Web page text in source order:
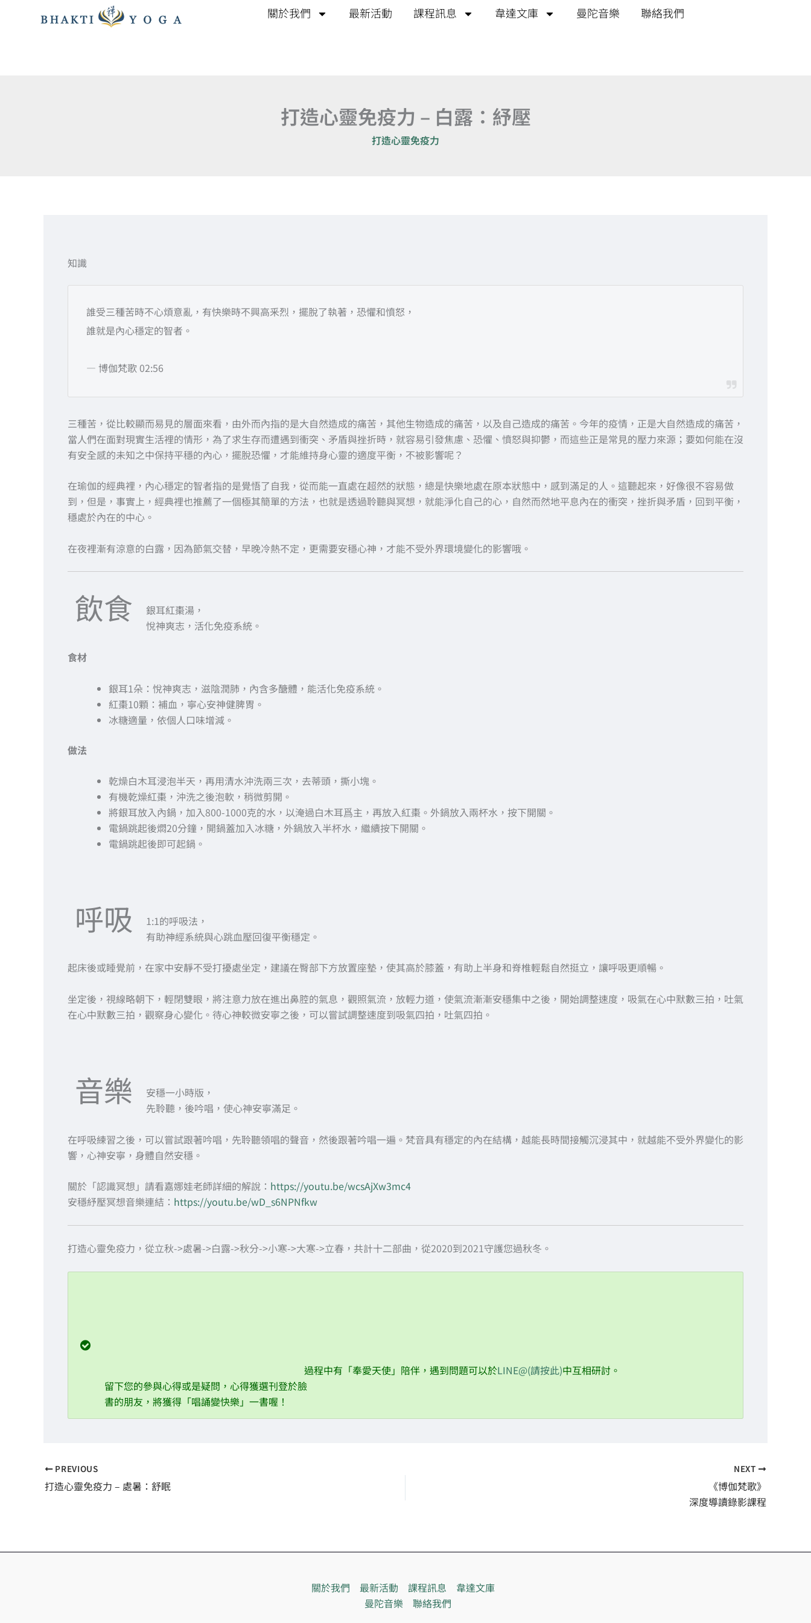
關於我們 最新活動 課程訊息 韋達文庫 曼陀音樂 聯絡我們
打造心靈免疫力 – 白露：紓壓
打造心靈免疫力
知識
誰受三種苦時不心煩意亂，有快樂時不興高釆烈，擺脫了執著，恐懼和憤怒，
誰就是內心穩定的智者。
— 博伽梵歌 02:56
三種苦，從比較顯而易見的層面來看，由外而內指的是大自然造成的痛苦，其他生物造成的痛苦，以及自己造成的痛苦。今年的疫情，正是大自然造成的痛苦，
當人們在面對現實生活裡的情形，為了求生存而遭遇到衝突、矛盾與挫折時，就容易引發焦慮、恐懼、憤怒與抑鬱，而這些正是常見的壓力來源；要如何能在沒
有安全感的未知之中保持平穩的內心，擺脫恐懼，才能維持身心靈的適度平衡，不被影響呢？
在瑜伽的經典裡，內心穩定的智者指的是覺悟了自我，從而能一直處在超然的狀態，總是快樂地處在原本狀態中，感到滿足的人。這聽起來，好像很不容易做
到，但是，事實上，經典裡也推薦了一個極其簡單的方法，也就是透過聆聽與冥想，就能淨化自己的心，自然而然地平息內在的衝突，挫折與矛盾，回到平衡，
穩處於內在的中心。
在夜裡漸有涼意的白露，因為節氣交替，早晚冷熱不定，更需要安穩心神，才能不受外界環境變化的影響哦。
飲食
銀耳紅棗湯，
悅神爽志，活化免疫系統。
食材
銀耳1朵：悅神爽志，滋陰潤肺，內含多醣體，能活化免疫系統。
紅棗10顆：補血，寧心安神健脾胃。
冰糖適量，依個人口味增減。
做法
乾燥白木耳浸泡半天，再用清水沖洗兩三次，去蒂頭，撕小塊。
有機乾燥紅棗，沖洗之後泡軟，稍微剪開。
將銀耳放入內鍋，加入800-1000克的水，以淹過白木耳爲主，再放入紅棗。外鍋放入兩杯水，按下開關。
電鍋跳起後燜20分鐘，開鍋蓋加入冰糖，外鍋放入半杯水，繼續按下開關。
電鍋跳起後即可起鍋。
呼吸
1:1的呼吸法，
有助神經系統與心跳血壓回復平衡穩定。
起床後或睡覺前，在家中安靜不受打擾處坐定，建議在臀部下方放置座墊，使其高於膝蓋，有助上半身和脊椎輕鬆自然挺立，讓呼吸更順暢。
坐定後，視線略朝下，輕閉雙眼，將注意力放在進出鼻腔的氣息，觀照氣流，放輕力道，使氣流漸漸安穩集中之後，開始調整速度，吸氣在心中默數三拍，吐氣
在心中默數三拍，觀察身心變化。待心神較微安寧之後，可以嘗試調整速度到吸氣四拍，吐氣四拍。
音樂
安穩一小時版，
先聆聽，後吟唱，使心神安寧滿足。
在呼吸練習之後，可以嘗試跟著吟唱，先聆聽領唱的聲音，然後跟著吟唱一遍。梵音具有穩定的內在結構，越能長時間接觸沉浸其中，就越能不受外界變化的影
響，心神安寧，身體自然安穩。
關於「認識冥想」請看嘉娜娃老師詳細的解說： https://youtu.be/wcsAjXw3mc4
安穩紓壓冥想音樂連結： https://youtu.be/wD_s6NPNfkw
打造心靈免疫力，從立秋->處暑->白露->秋分->小寒->大寒->立春，共計十二部曲，從2020到2021守護您過秋冬。
過程中有「奉愛天使」陪伴，遇到問題可以於LINE@(請按此)中互相研討。
留下您的參與心得或是疑問，心得獲選刊登於臉
書的朋友，將獲得「唱誦變快樂」一書喔！
PREVIOUS
打造心靈免疫力 – 處暑：舒眠
NEXT
《博伽梵歌》
深度導讀錄影課程
關於我們 最新活動 課程訊息
韋達文庫
曼陀音樂
聯絡我們